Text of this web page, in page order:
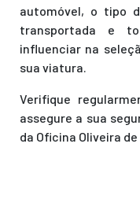
automóvel, o tipo
transportada e
influenciar na
sua viatura.
Verifique
assegure a sua
da Oficina Oliveira de